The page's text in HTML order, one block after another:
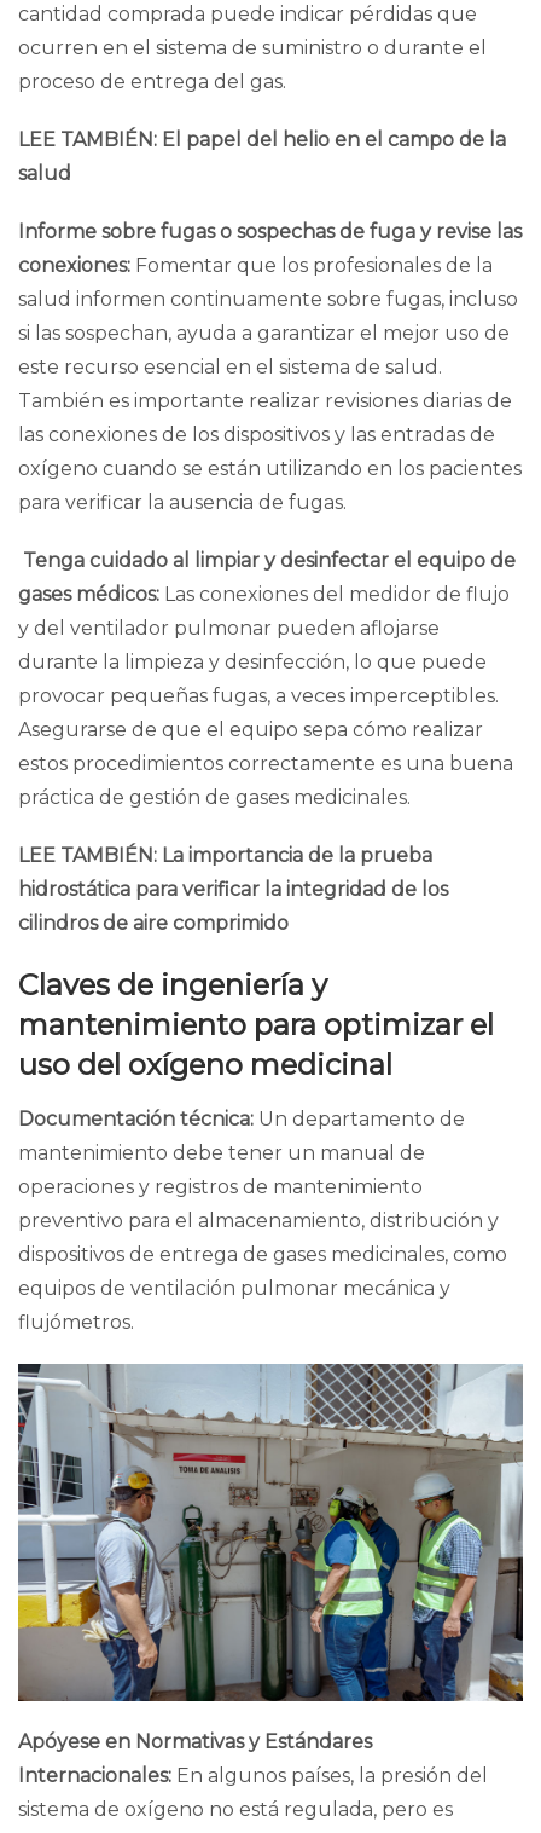
cantidad comprada puede indicar pérdidas que
ocurren en el sistema de suministro o durante el
proceso de entrega del gas.
LEE TAMBIÉN: El papel del helio en el campo de la
salud
Informe sobre fugas o sospechas de fuga y revise las
conexiones: Fomentar que los profesionales de la
salud informen continuamente sobre fugas, incluso
si las sospechan, ayuda a garantizar el mejor uso de
este recurso esencial en el sistema de salud.
También es importante realizar revisiones diarias de
las conexiones de los dispositivos y las entradas de
oxígeno cuando se están utilizando en los pacientes
para verificar la ausencia de fugas.
Tenga cuidado al limpiar y desinfectar el equipo de
gases médicos: Las conexiones del medidor de flujo
y del ventilador pulmonar pueden aflojarse
durante la limpieza y desinfección, lo que puede
provocar pequeñas fugas, a veces imperceptibles.
Asegurarse de que el equipo sepa cómo realizar
estos procedimientos correctamente es una buena
práctica de gestión de gases medicinales.
LEE TAMBIÉN: La importancia de la prueba
hidrostática para verificar la integridad de los
cilindros de aire comprimido
Claves de ingeniería y
mantenimiento para optimizar el
uso del oxígeno medicinal
Documentación técnica: Un departamento de
mantenimiento debe tener un manual de
operaciones y registros de mantenimiento
preventivo para el almacenamiento, distribución y
dispositivos de entrega de gases medicinales, como
equipos de ventilación pulmonar mecánica y
flujómetros.
Apóyese en Normativas y Estándares
Internacionales: En algunos países, la presión del
sistema de oxígeno no está regulada, pero es